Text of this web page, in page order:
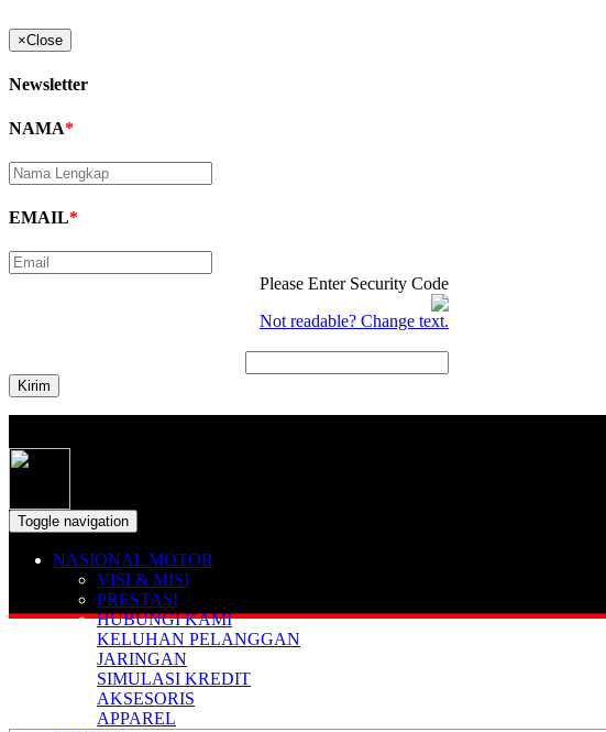
×Close
Newsletter
NAMA*
EMAIL*
Please Enter Security Code
Not readable? Change text.
Toggle navigation
NASIONAL MOTOR
VISI & MISI
PRESTASI
HUBUNGI KAMI
KELUHAN PELANGGAN
JARINGAN
SIMULASI KREDIT
AKSESORIS
APPAREL